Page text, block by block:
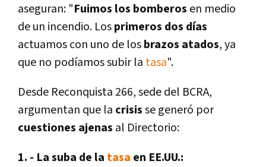
aseguran: "Fuimos los bomberos en medio
de un incendio. Losprimeros dos dí­as
actuamos con uno de losbrazos atados, ya
que no podí­amos subir la tasa".
Desde Reconquista 266, sede del BCRA,
argumentan que la crisisse generó por
cuestiones ajenas al Directorio:
1. - La suba de la tasa en EE.UU.: